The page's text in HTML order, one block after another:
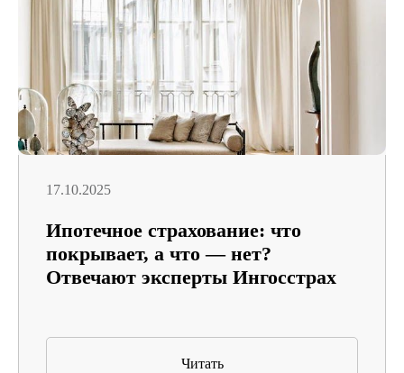
17.10.2025
Ипотечное страхование: что
покрывает, а что — нет?
Отвечают эксперты Ингосстрах
Читать